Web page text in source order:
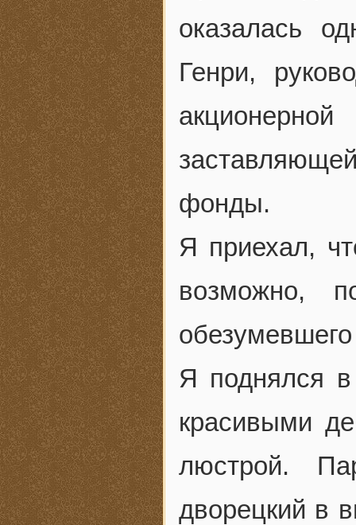
оказалась
Генри,
фонды.
Я приехал,
возможно,
обезумевшего
Я поднялся
красивыми
люстрой.
дворецкий в